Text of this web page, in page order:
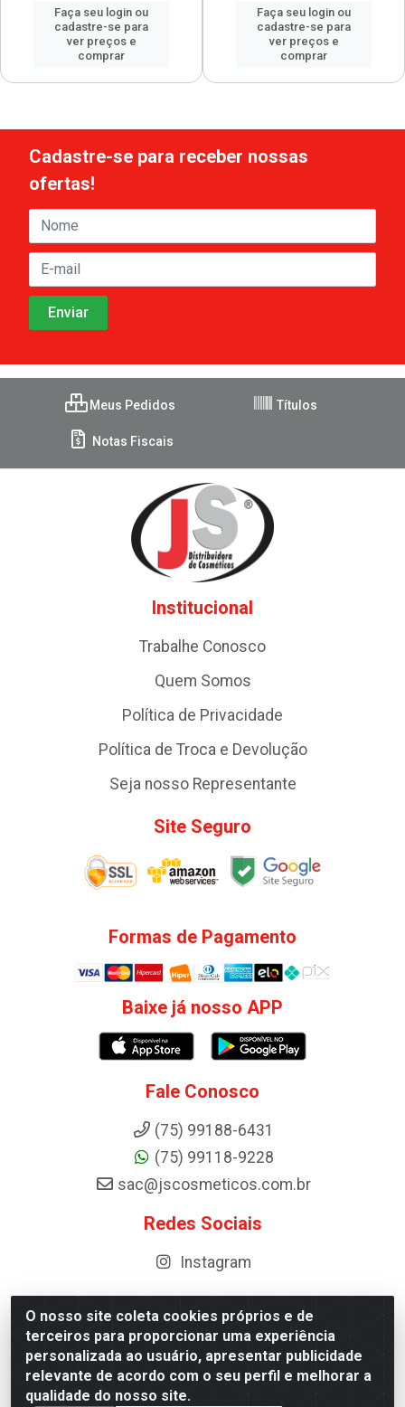
Faça seu login ou
cadastre-se para
ver preços e
comprar
Faça seu login ou
cadastre-se para
ver preços e
comprar
O nosso site coleta cookies próprios e de
terceiros para proporcionar uma experiência
personalizada ao usuário, apresentar publicidade
relevante de acordo com o seu perfil e melhorar a
qualidade do nosso site.
Cadastre-se para receber nossas
ofertas!
Meus Pedidos Títulos
Notas Fiscais
Institucional
Trabalhe Conosco
Quem Somos
Política de Privacidade
Política de Troca e Devolução
Seja nosso Representante
Site Seguro
Formas de Pagamento
Baixe já nosso APP
Fale Conosco
(75) 99188-6431
(75) 99118-9228
sac@jscosmeticos.com.br
Redes Sociais
Instagram
Distribuidora de Cosméticos Antoneto LTDA - BA-052,
km 87 - Industrial, Ipirá - BA, 44600-000 - CNPJ
10.984.107/0001-75